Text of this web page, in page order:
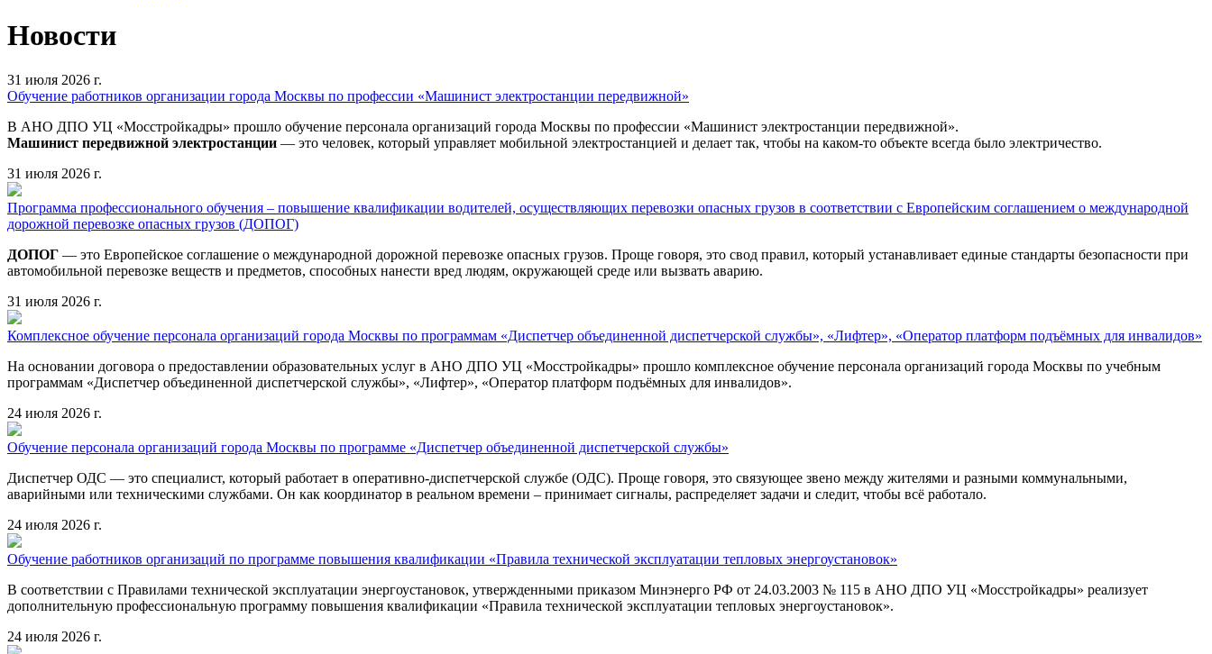
Новости
31 июля 2026 г.
Обучение работников организации города Москвы по профессии «Машинист электростанции передвижной»
В АНО ДПО УЦ «Мосстройкадры» прошло обучение персонала организаций города Москвы по профессии «Машинист электростанции передвижной».
Машинист передвижной электростанции — это человек, который управляет мобильной электростанцией и делает так, чтобы на каком-то объекте всегда было электричество.
31 июля 2026 г.
Программа профессионального обучения – повышение квалификации водителей, осуществляющих перевозки опасных грузов в соответствии с Европейским соглашением о международной
дорожной перевозке опасных грузов (ДОПОГ)
ДОПОГ — это Европейское соглашение о международной дорожной перевозке опасных грузов. Проще говоря, это свод правил, который устанавливает единые стандарты безопасности при
автомобильной перевозке веществ и предметов, способных нанести вред людям, окружающей среде или вызвать аварию.
31 июля 2026 г.
Комплексное обучение персонала организаций города Москвы по программам «Диспетчер объединенной диспетчерской службы», «Лифтер», «Оператор платформ подъёмных для инвалидов»
На основании договора о предоставлении образовательных услуг в АНО ДПО УЦ «Мосстройкадры» прошло комплексное обучение персонала организаций города Москвы по учебным
программам «Диспетчер объединенной диспетчерской службы», «Лифтер», «Оператор платформ подъёмных для инвалидов».
24 июля 2026 г.
Обучение персонала организаций города Москвы по программе «Диспетчер объединенной диспетчерской службы»
Диспетчер ОДС — это специалист, который работает в оперативно-диспетчерской службе (ОДС). Проще говоря, это связующее звено между жителями и разными коммунальными,
аварийными или техническими службами. Он как координатор в реальном времени – принимает сигналы, распределяет задачи и следит, чтобы всё работало.
24 июля 2026 г.
Обучение работников организаций по программе повышения квалификации «Правила технической эксплуатации тепловых энергоустановок»
В соответствии с Правилами технической эксплуатации энергоустановок, утвержденными приказом Минэнерго РФ от 24.03.2003 № 115 в АНО ДПО УЦ «Мосстройкадры» реализует
дополнительную профессиональную программу повышения квалификации «Правила технической эксплуатации тепловых энергоустановок».
24 июля 2026 г.